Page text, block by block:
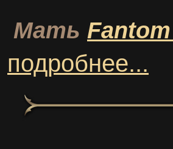
Мать
подробнее...